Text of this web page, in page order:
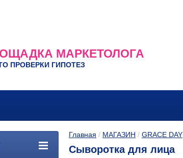
МАРКЕТОЛОГА
ПРОВЕРКИ ГИПОТЕЗ
Главная / МАГАЗИН / GRACE DAY
Сыворотка для лица